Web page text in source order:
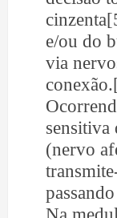
e/ou do
via
sensitiva
(nervo
Na